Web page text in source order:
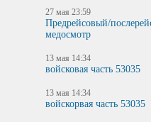
27 мая 23:59
Предрейсовый/
медосмотр
13 мая 14:34
войсковая часть 53035
13 мая 14:34
войскорвая часть 53035